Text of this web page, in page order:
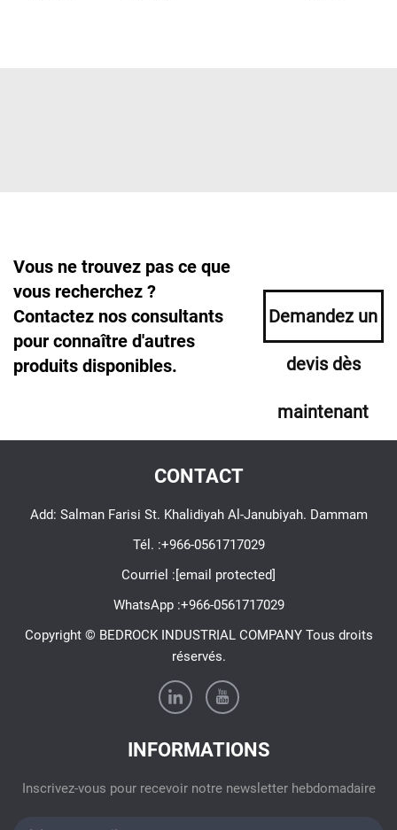
Vous ne trouvez pas ce que
vous recherchez ?
Contactez nos consultants
pour connaître d'autres
produits disponibles.
Demandez un
devis dès
maintenant
CONTACT
Add: Salman Farisi St. Khalidiyah Al-Janubiyah. Dammam
Tél. :+966-0561717029
Courriel :[email protected]
WhatsApp :+966-0561717029
Copyright © BEDROCK INDUSTRIAL COMPANY Tous droits
réservés.
INFORMATIONS
Inscrivez-vous pour recevoir notre newsletter hebdomadaire